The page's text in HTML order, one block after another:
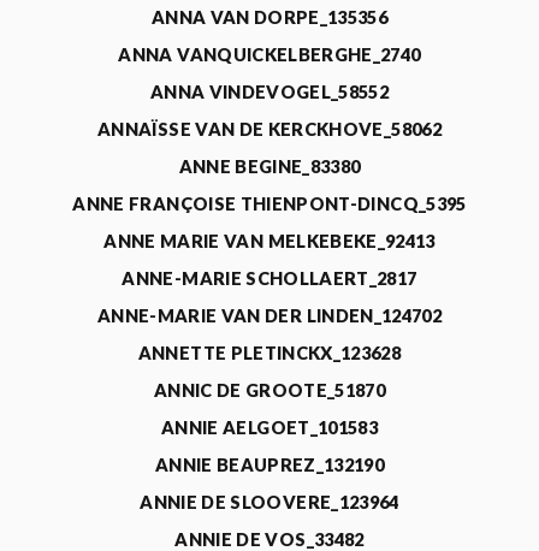
ANNA VAN DORPE_135356
ANNA VANQUICKELBERGHE_2740
ANNA VINDEVOGEL_58552
ANNAÏSSE VAN DE KERCKHOVE_58062
ANNE BEGINE_83380
ANNE FRANÇOISE THIENPONT-DINCQ_5395
ANNE MARIE VAN MELKEBEKE_92413
ANNE-MARIE SCHOLLAERT_2817
ANNE-MARIE VAN DER LINDEN_124702
ANNETTE PLETINCKX_123628
ANNIC DE GROOTE_51870
ANNIE AELGOET_101583
ANNIE BEAUPREZ_132190
ANNIE DE SLOOVERE_123964
ANNIE DE VOS_33482